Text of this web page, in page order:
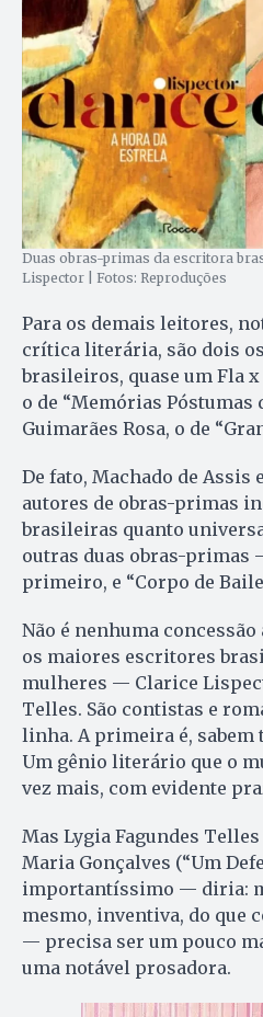
Duas obras-primas da escritora
Lispector | Fotos: Reproduções
Para os demais leitores,
crítica literária, são dois
brasileiros, quase um Fla
o de “Memórias Póstumas
Guimarães Rosa, o de
De fato, Machado de Assis
autores de obras-primas
brasileiras quanto
outras duas obras-primas
primeiro, e “Corpo de
Não é nenhuma
os maiores escritores
mulheres — Clarice
Telles. São contistas e
linha. A primeira é, sabem
Um gênio literário que o
vez mais, com evidente
Mas Lygia Fagundes
Maria Gonçalves (“Um
importantíssimo — diria:
mesmo, inventiva, do que
— precisa ser um pouco
uma notável prosadora.